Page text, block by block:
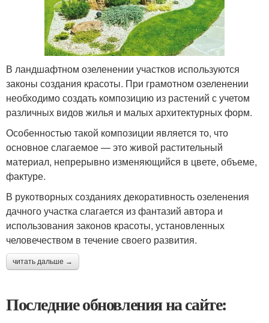
В ландшафтном озеленении участков используются
законы создания красоты. При грамотном озеленении
необходимо создать композицию из растений с учетом
различных видов жилья и малых архитектурных форм.
Особенностью такой композиции является то, что
основное слагаемое — это живой растительный
материал, непрерывно изменяющийся в цвете, объеме,
фактуре.
В рукотворных созданиях декоративность озеленения
дачного участка слагается из фантазий автора и
использования законов красоты, установленных
человечеством в течение своего развития.
читать дальше →
Последние обновления на сайте: